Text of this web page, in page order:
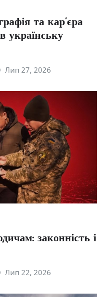
та кар’єра
українську
Лип 27, 2026
законність і
Лип 22, 2026